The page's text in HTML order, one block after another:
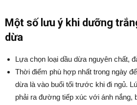
Một số lưu ý khi dưỡng
dừa
Lựa chọn loại dầu dừa nguyên chất,
Thời điểm phù hợp nhất trong ngày
dừa là vào buổi tối trước khi đi ngủ.
phải ra đường tiếp xúc với ánh nắng,